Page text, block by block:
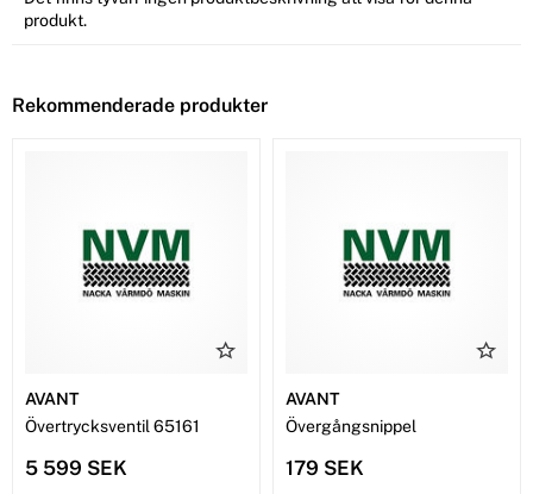
produkt.
Rekommenderade produkter
AVANT
Övertrycksventil 65161
5 599 SEK
AVANT
Övergångsnippel
179 SEK